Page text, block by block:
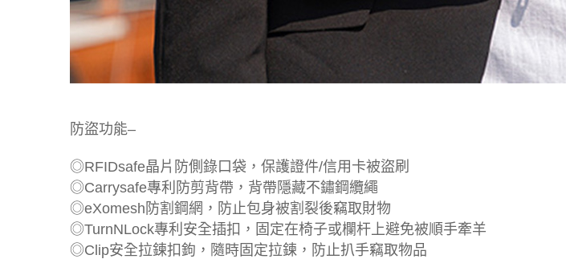
防盜功能–
◎RFIDsafe晶片防側錄口袋，保護證件/信用卡被盜刷
◎Carrysafe專利防剪背帶，背帶隱藏不鏽鋼纜繩
◎eXomesh防割鋼網，防止包身被割裂後竊取財物
◎TurnNLock專利安全插扣，固定在椅子或欄杆上避免被順手牽羊
◎Clip安全拉鍊扣鉤，隨時固定拉鍊，防止扒手竊取物品